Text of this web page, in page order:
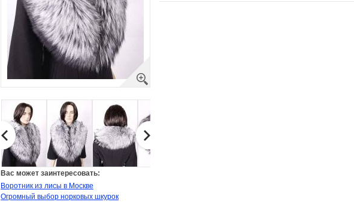
Вас может заинтересовать:
Воротник из лисы в Москве
Огромный выбор норковых шкурок